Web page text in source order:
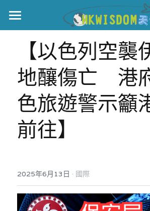
主頁
世界盃
伊美戰爭
黎智英案
正本清源•黎智英案
宏福火災
宏福苑聽證會
宏福火災正視聽
中國
國際
【以色列空襲
地釀傷亡　港
色旅遊警示籲
前往】
2025年6月13日 · 國際